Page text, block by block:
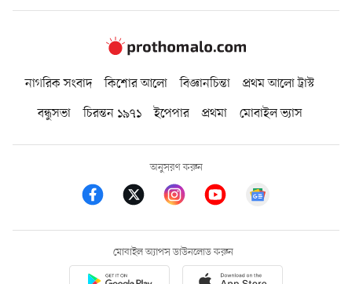
নাগরিক সংবাদ কিশোর আলো বিজ্ঞানচিন্তা
প্রথম আলো ট্রাস্ট
বন্ধুসভা
চিরন্তন ১৯৭১ ইপেপার প্রথমা মোবাইল ভ্যাস
অনুসরণ করুন
মোবাইল অ্যাপস ডাউনলোড করুন